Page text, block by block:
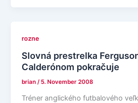
rozne
Slovná prestrelka
Calderónom pokračuje
brian/ 5. November 2008
Tréner anglického futbalového